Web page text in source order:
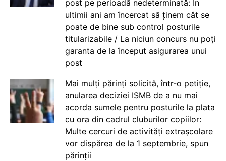
post pe perioadă nedeterminată: În
ultimii ani am încercat să ținem cât se
poate de bine sub control posturile
titularizabile / La niciun concurs nu poți
garanta de la început asigurarea unui
post
Mai mulți părinți solicită, într-o petiție,
anularea deciziei ISMB de a nu mai
acorda sumele pentru posturile la plata
cu ora din cadrul cluburilor copiilor:
Multe cercuri de activități extrașcolare
vor dispărea de la 1 septembrie, spun
părinții